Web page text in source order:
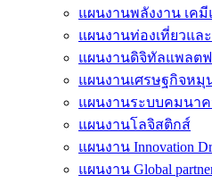
แผนงานพลังงาน เค
แผนงานท่องเที่ยวแล
แผนงานดิจิทัลแพลต
แผนงานเศรษฐกิจหมุ
แผนงานระบบคมนา
แผนงานโลจิสติกส์
แผนงาน Innovation
แผนงาน Global